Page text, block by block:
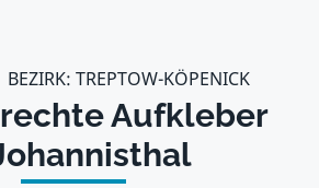
BEZIRK: TREPTOW-KÖPENICK
Aufkleber